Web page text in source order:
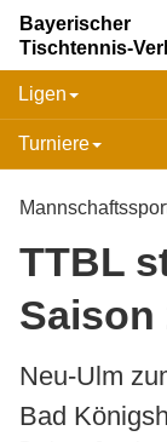
Bayerischer
Tischtennis-
Ligen
Turniere
TTBL
Saison
Neu-Ulm
Bad